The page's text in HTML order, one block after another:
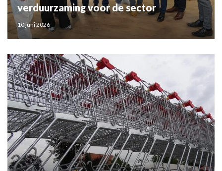
verduurzaming voor de sector
10 juni 2026